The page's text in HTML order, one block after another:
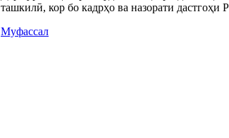
ташкилӣ, кор бо кадрҳо ва назорати дастгоҳи
Муфассал